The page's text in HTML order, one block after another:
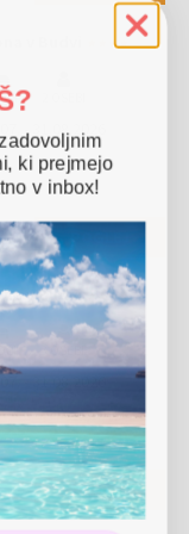
v Budvi
- 31.08.2026
POGLEJ
v Budvi
31.08.2026
POGLEJ
ki prejmejo
v inbox!